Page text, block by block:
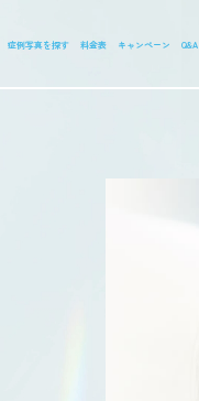
症例写真を探す 料金表 キャンペーン Q&A